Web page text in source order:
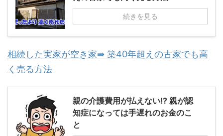
続きを見る
相続した実家が空き家⇛ 築40年超えの古家でも高
く売る方法
親の介護費用が払えない!? 親が認
知症になっては手遅れのお金のこ
と